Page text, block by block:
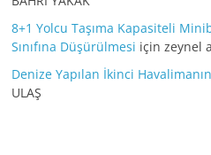
8+1 Yolcu Taşıma Kapasiteli
Sınıfına Düşürülmesi içinzeynel
Denize Yapılan İkinci
ULAŞ